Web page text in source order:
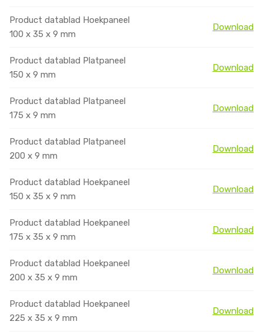
Product datablad Hoekpaneel
100 x 35 x 9 mm
Download
Product datablad Platpaneel
150 x 9 mm
Download
Product datablad Platpaneel
175 x 9 mm
Download
Product datablad Platpaneel
200 x 9 mm
Download
Product datablad Hoekpaneel
150 x 35 x 9 mm
Download
Product datablad Hoekpaneel
175 x 35 x 9 mm
Download
Product datablad Hoekpaneel
200 x 35 x 9 mm
Download
Product datablad Hoekpaneel
225 x 35 x 9 mm
Download